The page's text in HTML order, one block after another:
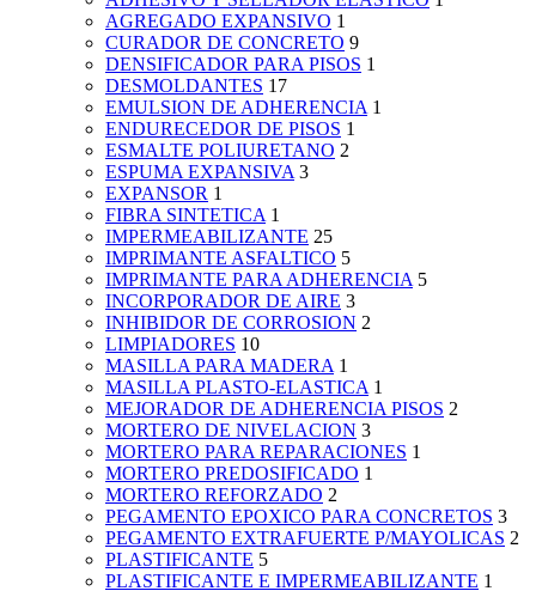
AGREGADO EXPANSIVO 1
CURADOR DE CONCRETO 9
DENSIFICADOR PARA PISOS 1
DESMOLDANTES 17
EMULSION DE ADHERENCIA 1
ENDURECEDOR DE PISOS 1
ESMALTE POLIURETANO 2
ESPUMA EXPANSIVA 3
EXPANSOR 1
FIBRA SINTETICA 1
IMPERMEABILIZANTE 25
IMPRIMANTE ASFALTICO 5
IMPRIMANTE PARA ADHERENCIA 5
INCORPORADOR DE AIRE 3
INHIBIDOR DE CORROSION 2
LIMPIADORES 10
MASILLA PARA MADERA 1
MASILLA PLASTO-ELASTICA 1
MEJORADOR DE ADHERENCIA PISOS 2
MORTERO DE NIVELACION 3
MORTERO PARA REPARACIONES 1
MORTERO PREDOSIFICADO 1
MORTERO REFORZADO 2
PEGAMENTO EPOXICO PARA CONCRETOS 3
PEGAMENTO EXTRAFUERTE P/MAYOLICAS 2
PLASTIFICANTE 5
PLASTIFICANTE E IMPERMEABILIZANTE 1